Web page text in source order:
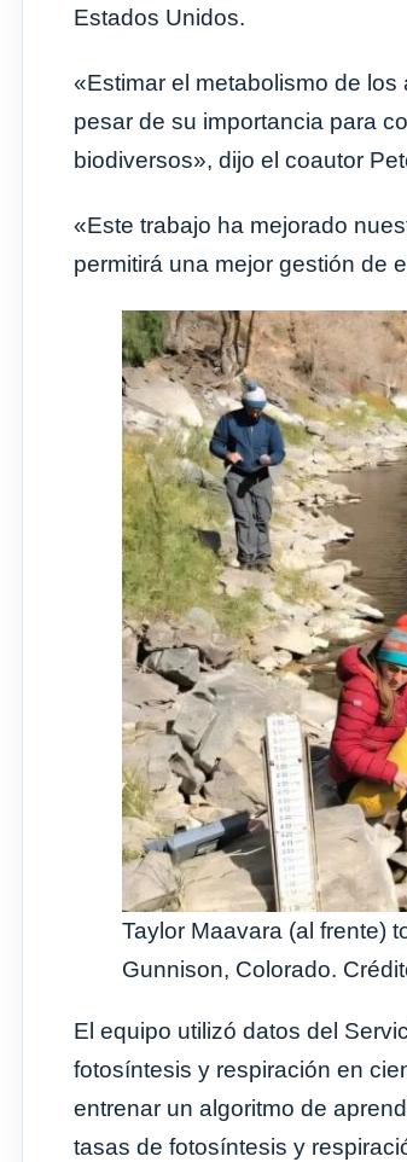
Estados Unidos.
«Estimar el metabolismo de
pesar de su importancia para
biodiversos», dijo el coautor
«Este trabajo ha mejorado
permitirá una mejor gestión de
Taylor Maavara (al frente)
Gunnison, Colorado.
El equipo utilizó datos del
fotosíntesis y respiración en
entrenar un algoritmo de
tasas de fotosíntesis y